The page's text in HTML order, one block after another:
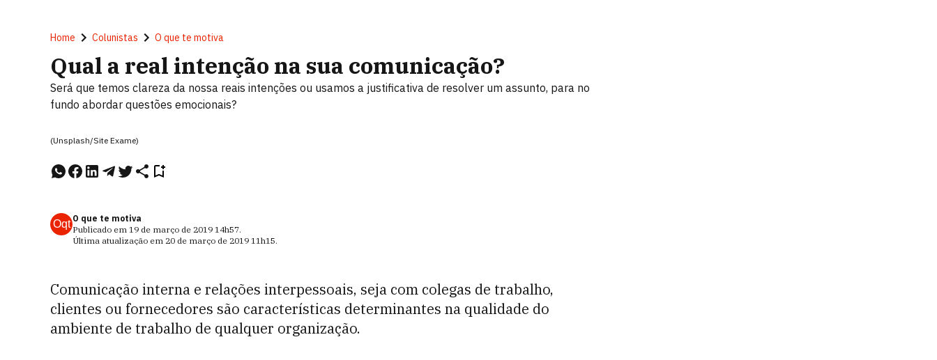
Home Colunistas O que te motiva
Qual a real intenção na sua comunicação?
Será que temos clareza da nossa reais intenções ou usamos a justificativa de resolver um assunto, para no
fundo abordar questões emocionais?
(Unsplash/Site Exame)
Oqt O que te motiva
Publicado em 19 de março de 2019 14h57.
Última atualização em 20 de março de 2019 11h15.
Comunicação interna e relações interpessoais, seja com colegas de trabalho,
clientes ou fornecedores são características determinantes na qualidade do
ambiente de trabalho de qualquer organização.